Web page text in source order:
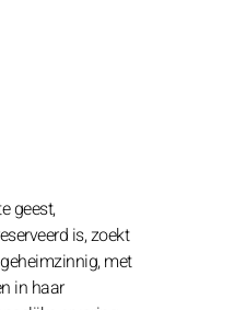
geest,
is, zoekt
met
in haar